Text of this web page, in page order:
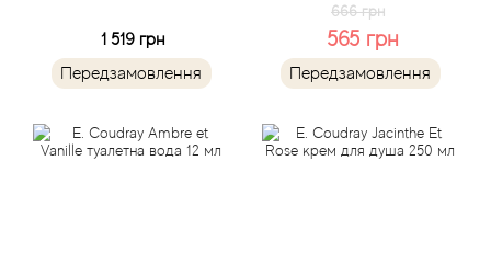
1 519 грн
Передзамовлення
666 грн
565 грн
Передзамовлення
Arte Profumi
ArteOlfatto